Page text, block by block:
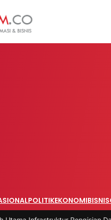
POLITIKEKONOMIBISNIS